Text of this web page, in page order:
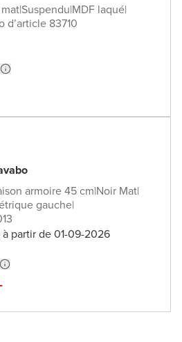
|Suspendu|MDF laqué|
d’article 83710
armoire 45 cm|Noir Mat|
gauche|
partir de 01-09-2026